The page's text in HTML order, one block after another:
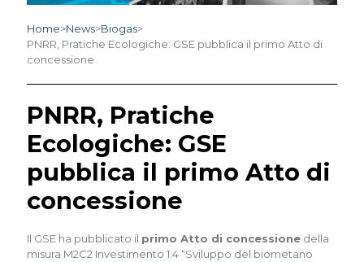
Home>News>Biogas>
PNRR, Pratiche Ecologiche: GSE pubblica il primo Atto di
concessione
PNRR, Pratiche
Ecologiche: GSE
pubblica il primo Atto di
concessione
Il GSE ha pubblicato il primo Atto di concessione della
misura M2C2 Investimento 1.4 “Sviluppo del biometano